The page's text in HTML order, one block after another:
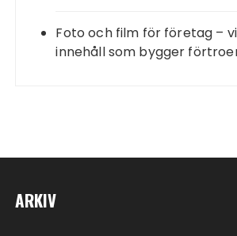
Foto och film för företag –
innehåll som bygger
ARKIV